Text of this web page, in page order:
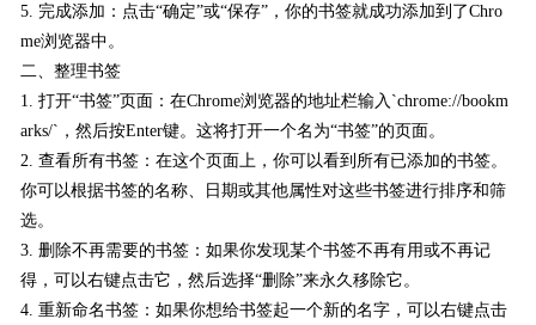
5. 完成添加：点击“确定”或“保存”，你的书签就成功添加到了Chro
me浏览器中。
二、整理书签
1. 打开“书签”页面：在Chrome浏览器的地址栏输入`chrome://bookm
arks/`，然后按Enter键。这将打开一个名为“书签”的页面。
2. 查看所有书签：在这个页面上，你可以看到所有已添加的书签。
你可以根据书签的名称、日期或其他属性对这些书签进行排序和筛
选。
3. 删除不再需要的书签：如果你发现某个书签不再有用或不再记
得，可以右键点击它，然后选择“删除”来永久移除它。
4. 重新命名书签：如果你想给书签起一个新的名字，可以右键点击